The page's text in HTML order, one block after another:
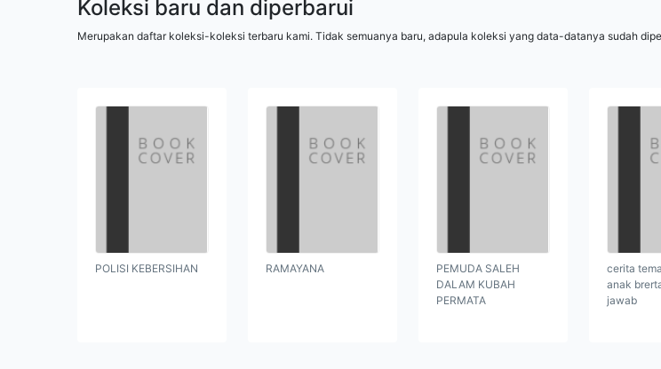
Koleksi baru dan diperbarui
Merupakan daftar koleksi-koleksi terbaru kami. Tidak semuanya baru, adapula koleksi yang data-datanya sudah
POLISI KEBERSIHAN RAMAYANA
PEMUDA SALEH
DALAM KUBAH
PERMATA
cerita
anak
jawab